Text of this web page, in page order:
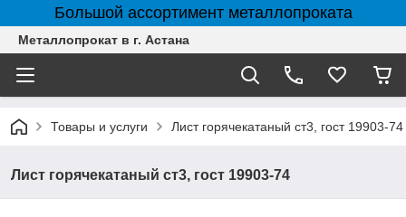
Большой ассортимент металлопроката
Металлопрокат в г. Астана
Товары и услуги Лист горячекатаный ст3, гост 19903-74
Лист горячекатаный ст3, гост 19903-74